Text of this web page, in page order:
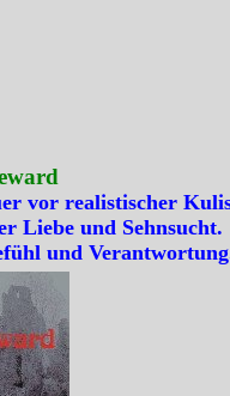
vor realistischer
Liebe und Sehnsucht.
und